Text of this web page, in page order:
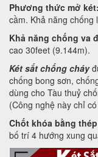
Phương thức mở két:
cầm. Khả năng chống
Khả năng chống va
cao 30feet (9.144m).
Két sắt chống cháy
chống bong sơn,
dùng cho Tàu thuỷ
(Công nghệ này chỉ
Chốt khóa bằng
bố trí 4 hướng xung